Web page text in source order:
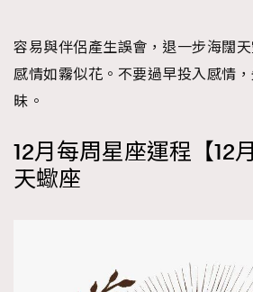
容易與伴侶產生誤會，退一步海闊
感情如霧似花。不要過早投入感情
昧。
12月每周星座運程【12
天蠍座